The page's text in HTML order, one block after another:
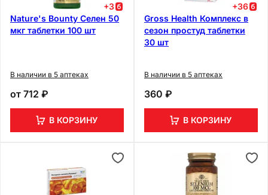
+3
Nature's Bounty Селен 50
мкг таблетки 100 шт
В наличии в 5 аптеках
от 712 ₽
В КОРЗИНУ
+36
Gross Health Комплекс в
сезон простуд таблетки
30 шт
В наличии в 5 аптеках
360 ₽
В КОРЗИНУ